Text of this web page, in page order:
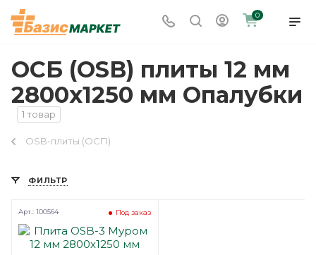
0
ОСБ (OSB) плиты 12 мм
2800х1250 мм Опалубки
1 товар
OSB-плиты (ОСП)
ФИЛЬТР
Под заказ
Арт.: 100564